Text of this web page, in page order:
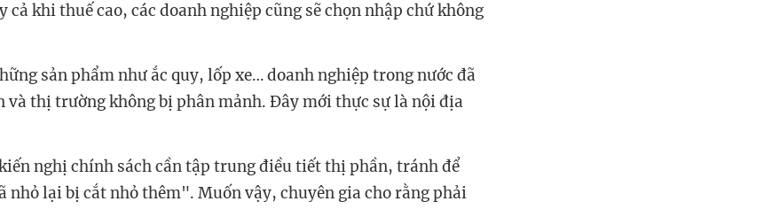
cả khi thuế cao, các doanh nghiệp cũng sẽ chọn nhập chứ không
sản phẩm như ắc quy, lốp xe… doanh nghiệp trong nước đã
và thị trường không bị phân mảnh. Đây mới thực sự là nội địa
nghị chính sách cần tập trung điều tiết thị phần, tránh để
nhỏ lại bị cắt nhỏ thêm". Muốn vậy, chuyên gia cho rằng phải